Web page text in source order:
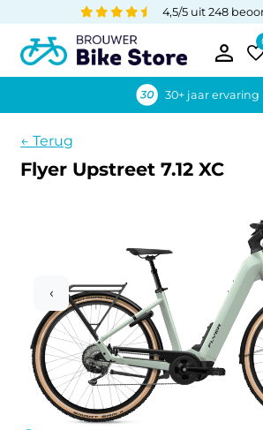
4,5/5 uit 248
30+ jaar ervaring
← Terug
Flyer Upstreet 7.12 XC
‹